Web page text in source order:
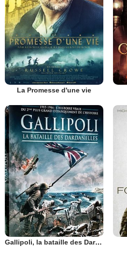
La Promesse d'une vie
Gallipoli, la bataille des Dardanelles